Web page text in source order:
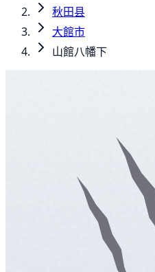
秋田县
大館市
山館八幡下